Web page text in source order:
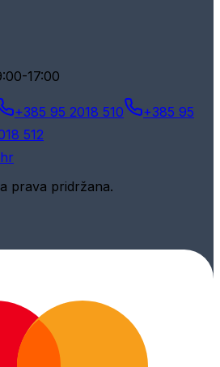
17:00
+385 95 2018 510
+385 95
512
prava pridržana.